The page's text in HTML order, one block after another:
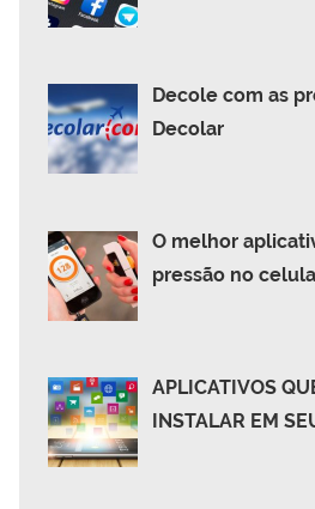
Decole com as
Decolar
O melhor
pressão no
APLICATIVOS
INSTALAR EM